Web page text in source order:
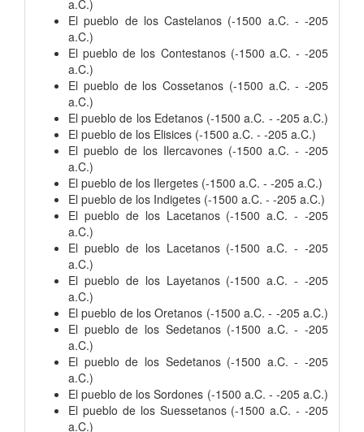
a.C.)
El pueblo de los Castelanos (-1500 a.C. - -205
a.C.)
El pueblo de los Contestanos (-1500 a.C. - -205
a.C.)
El pueblo de los Cossetanos (-1500 a.C. - -205
a.C.)
El pueblo de los Edetanos (-1500 a.C. - -205 a.C.)
El pueblo de los Elisices (-1500 a.C. - -205 a.C.)
El pueblo de los Ilercavones (-1500 a.C. - -205
a.C.)
El pueblo de los Ilergetes (-1500 a.C. - -205 a.C.)
El pueblo de los Indigetes (-1500 a.C. - -205 a.C.)
El pueblo de los Lacetanos (-1500 a.C. - -205
a.C.)
El pueblo de los Lacetanos (-1500 a.C. - -205
a.C.)
El pueblo de los Layetanos (-1500 a.C. - -205
a.C.)
El pueblo de los Oretanos (-1500 a.C. - -205 a.C.)
El pueblo de los Sedetanos (-1500 a.C. - -205
a.C.)
El pueblo de los Sedetanos (-1500 a.C. - -205
a.C.)
El pueblo de los Sordones (-1500 a.C. - -205 a.C.)
El pueblo de los Suessetanos (-1500 a.C. - -205
a.C.)